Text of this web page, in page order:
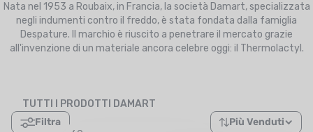
I MIEI PREFERITI
IL BLOG DEI TONTONS
Nata nel 1953 a Roubaix, in Francia, la società Damart, specializzata
negli indumenti contro il freddo, è stata fondata dalla famiglia
Despature. Il marchio è riuscito a penetrare il mercato grazie
all'invenzione di un materiale ancora celebre oggi: il Thermolactyl.
TUTTI I PRODOTTI DAMART
Filtra
Più Venduti